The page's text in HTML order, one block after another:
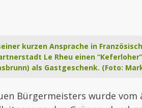
kurzen Ansprache in
Le Rheu einen
als Gastgeschenk. (Foto:
Bürgermeisters wurde